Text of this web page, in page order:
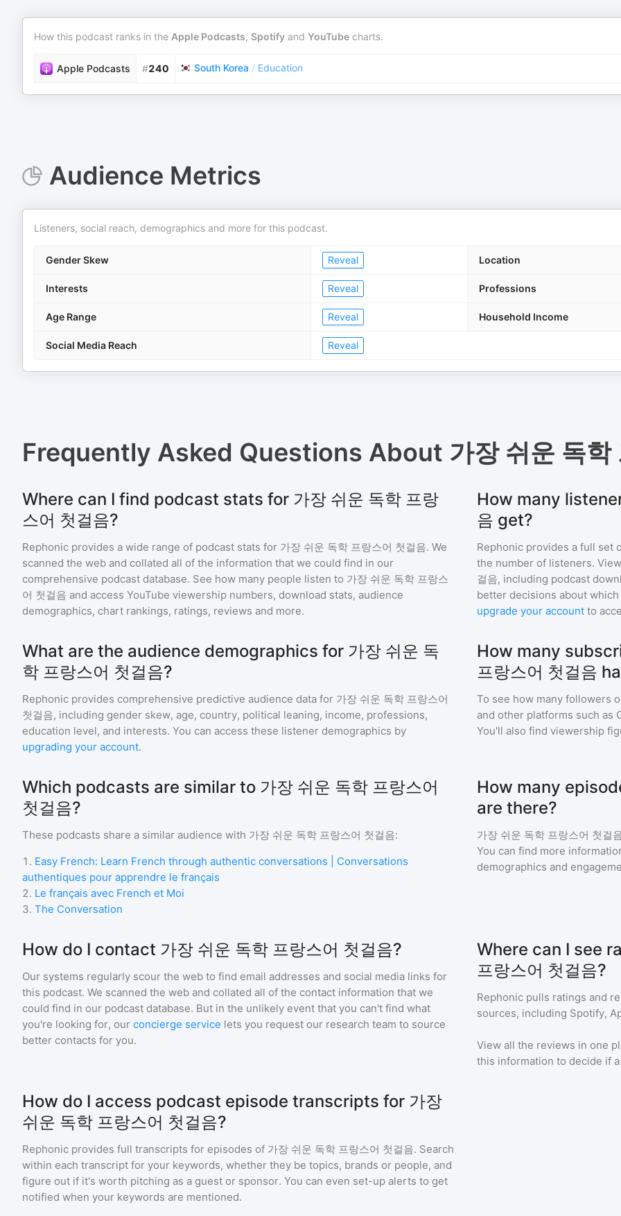
How this podcast ranks in the Apple Podcasts, Spotify and YouTube charts.
Apple Podcasts #240 South Korea / Education
Audience Metrics
Listeners, social reach, demographics and more for this podcast.
Gender Skew Reveal Location
Interests Reveal Professions
Age Range Reveal Household Income
Social Media Reach Reveal
Frequently Asked Questions About 가장 쉬운 독
Where can I find podcast stats for 가장 쉬운 독학 프랑
스어 첫걸음?
Rephonic provides a wide range of podcast stats for 가장 쉬운 독학 프랑스어 첫걸음. We
scanned the web and collated all of the information that we could find in our
comprehensive podcast database. See how many people listen to 가장 쉬운 독학 프랑스
어 첫걸음 and access YouTube viewership numbers, download stats, audience
demographics, chart rankings, ratings, reviews and more.
How many
음 get?
Rephonic provides a full set
the number of listeners.
걸음, including podcast
better decisions about
upgrade your account to
What are the audience demographics for 가장 쉬운 독
학 프랑스어 첫걸음?
Rephonic provides comprehensive predictive audience data for 가장 쉬운 독학 프랑스어
첫걸음, including gender skew, age, country, political leaning, income, professions,
education level, and interests. You can access these listener demographics by
upgrading your account.
How many
프랑스어 첫걸음
To see how many followers
and other platforms such as
You'll also find viewership
Which podcasts are similar to 가장 쉬운 독학 프랑스어
첫걸음?
These podcasts share a similar audience with 가장 쉬운 독학 프랑스어 첫걸음:
1 . Easy French: Learn French through authentic conversations | Conversations
authentiques pour apprendre le français
2. Le français avec French et Moi
3. The Conversation
How many
are there?
가장 쉬운 독학 프랑스어 첫걸
You can find more
demographics and
How do I contact 가장 쉬운 독학 프랑스어 첫걸음?
Our systems regularly scour the web to find email addresses and social media links for
this podcast. We scanned the web and collated all of the contact information that we
could find in our podcast database. But in the unlikely event that you can't find what
you're looking for, our concierge service lets you request our research team to source
better contacts for you.
Where can I see
프랑스어 첫걸음?
Rephonic pulls ratings and
sources, including Spotify,
View all the reviews in one
this information to decide if
How do I access podcast episode transcripts for 가장
쉬운 독학 프랑스어 첫걸음?
Rephonic provides full transcripts for episodes of 가장 쉬운 독학 프랑스어 첫걸음. Search
within each transcript for your keywords, whether they be topics, brands or people, and
figure out if it's worth pitching as a guest or sponsor. You can even set-up alerts to get
notified when your keywords are mentioned.